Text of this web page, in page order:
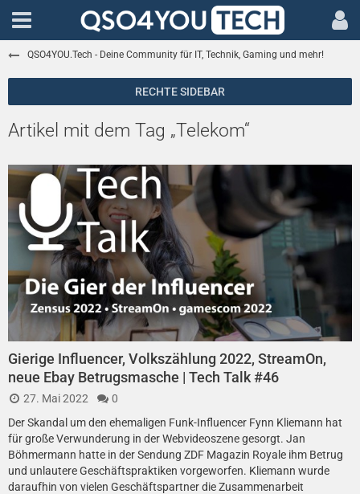
QSO4YOU.Tech - Deine Community für IT, Technik, Gaming und mehr!
Artikel mit dem Tag „Telekom“
Gierige Influencer, Volkszählung 2022, StreamOn,
neue Ebay Betrugsmasche | Tech Talk #46
27. Mai 2022
0
Der Skandal um den ehemaligen Funk-Influencer Fynn Kliemann hat
für große Verwunderung in der Webvideoszene gesorgt. Jan
Böhmermann hatte in der Sendung ZDF Magazin Royale ihm Betrug
und unlautere Geschäftspraktiken vorgeworfen. Kliemann wurde
daraufhin von vielen Geschäftspartner die Zusammenarbeit